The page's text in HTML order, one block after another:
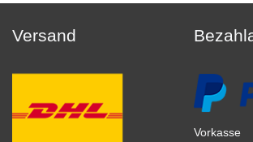
Versand
Vorkasse